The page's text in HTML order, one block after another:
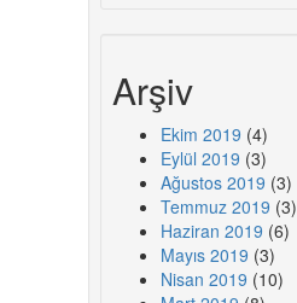
Arşiv
Ekim 2019 (4)
Eylül 2019 (3)
Ağustos 2019 (3)
Temmuz 2019 (3)
Haziran 2019 (6)
Mayıs 2019 (3)
Nisan 2019 (10)